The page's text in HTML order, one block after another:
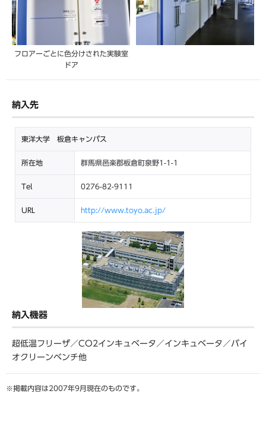
フロアーごとに色分けされた実験室
ドア
納入先
東洋大学 板倉キャンパス
所在地 群馬県邑楽郡板倉町泉野1-1-1
Tel 0276-82-9111
URL http://www.toyo.ac.jp/
納入機器
超低温フリーザ／CO2インキュベータ／インキュベータ／バイ
オクリーンベンチ他
掲載内容は2007年9月現在のものです。